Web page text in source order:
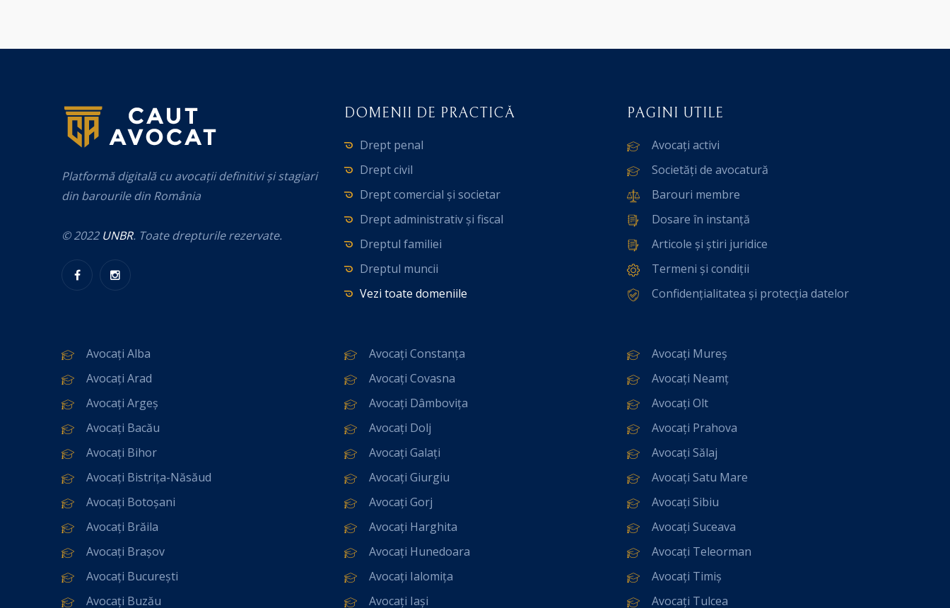
Platformă digitală cu avocații definitivi și stagiari
din barourile din România
© 2022 UNBR. Toate drepturile rezervate.
DOMENII DE PRACTICĂ
Drept penal
Drept civil
Drept comercial și societar
Drept administrativ și fiscal
Dreptul familiei
Dreptul muncii
Vezi toate domeniile
PAGINI UTILE
Avocați activi
Societăți de avocatură
Barouri membre
Dosare în instanță
Articole și știri juridice
Termeni și condiții
Confidențialitatea și protecția datelor
Avocați Alba
Avocați Arad
Avocați Argeș
Avocați Bacău
Avocați Bihor
Avocați Bistrița-Năsăud
Avocați Botoșani
Avocați Brăila
Avocați Brașov
Avocați București
Avocați Buzău
Avocați Constanța
Avocați Covasna
Avocați Dâmbovița
Avocați Dolj
Avocați Galați
Avocați Giurgiu
Avocați Gorj
Avocați Harghita
Avocați Hunedoara
Avocați Ialomița
Avocați Iași
Avocați Mureș
Avocați Neamț
Avocați Olt
Avocați Prahova
Avocați Sălaj
Avocați Satu Mare
Avocați Sibiu
Avocați Suceava
Avocați Teleorman
Avocați Timiș
Avocați Tulcea